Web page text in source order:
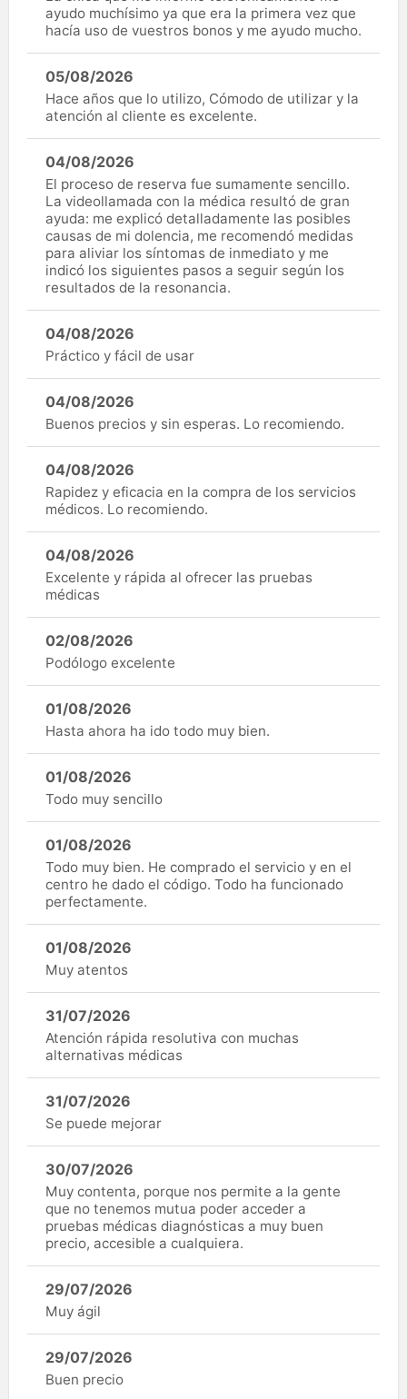
ayudo muchísimo ya que era la primera vez que
hacía uso de vuestros bonos y me ayudo mucho.
05/08/2026
Hace años que lo utilizo, Cómodo de utilizar y la
atención al cliente es excelente.
04/08/2026
El proceso de reserva fue sumamente sencillo.
La videollamada con la médica resultó de gran
ayuda: me explicó detalladamente las posibles
causas de mi dolencia, me recomendó medidas
para aliviar los síntomas de inmediato y me
indicó los siguientes pasos a seguir según los
resultados de la resonancia.
04/08/2026
Práctico y fácil de usar
04/08/2026
Buenos precios y sin esperas. Lo recomiendo.
04/08/2026
Rapidez y eficacia en la compra de los servicios
médicos. Lo recomiendo.
04/08/2026
Excelente y rápida al ofrecer las pruebas
médicas
02/08/2026
Podólogo excelente
01/08/2026
Hasta ahora ha ido todo muy bien.
01/08/2026
Todo muy sencillo
01/08/2026
Todo muy bien. He comprado el servicio y en el
centro he dado el código. Todo ha funcionado
perfectamente.
01/08/2026
Muy atentos
31/07/2026
Atención rápida resolutiva con muchas
alternativas médicas
31/07/2026
Se puede mejorar
30/07/2026
Muy contenta, porque nos permite a la gente
que no tenemos mutua poder acceder a
pruebas médicas diagnósticas a muy buen
precio, accesible a cualquiera.
29/07/2026
Muy ágil
29/07/2026
Buen precio